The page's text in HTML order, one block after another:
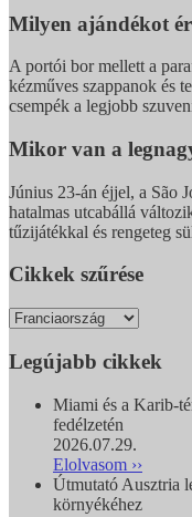
Milyen ajándékot
A portói bor mellett a
kézműves szappanok és
csempék a legjobb
Mikor van a
Június 23-án éjjel, a São
hatalmas utcabállá
tűzijátékkal és rengeteg
Cikkek szűrése
Legújabb cikkek
Miami és a Karib-
fedélzetén
2026.07.29.
Elolvasom ››
Útmutató Ausztria
környékéhez